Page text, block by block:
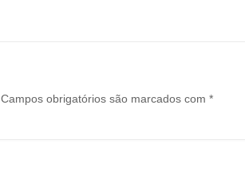
Campos obrigatórios são marcados com *